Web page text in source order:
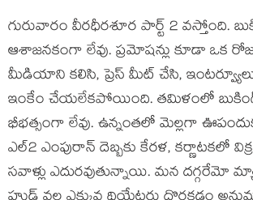
గురువారం వీరధీరశూర పార్ట్ 2 వస్తోంది.
ఆశాజనకంగా లేవు. ప్రమోషన్లు కూడా ఒక
మీడియాని కలిసి, ప్రెస్ మీట్ చేసి,
ఇంకేం చేయలేకపోయింది. తమిళంలో
భీభత్సంగా లేవు. ఉన్నంతలో మెల్లగా
ఎల్2 ఎంపురాన్ దెబ్బకు కేరళ, కర్ణాటకలో
సవాళ్లు ఎదురవుతున్నాయి. మన దగ్గరేమో